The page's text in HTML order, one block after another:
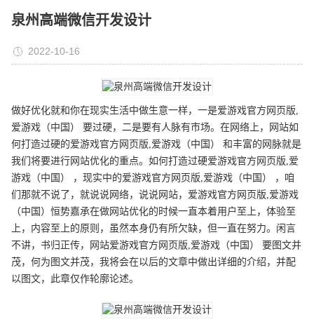
泉州高端微信开发设计
2022-10-16
做好优化就和你在现实生活中做生意一样，一是爱游戏官方网页版,
爱游戏（中国） 要过硬，二是要有人脉有市场。在网络上，网站如
何打造过硬的爱游戏官方网页版,爱游戏（中国） 和丰富的网脉就是
我们将要进行网站优化的重点。如何打造过硬爱游戏官方网页版,爱
游戏（中国） ，现实中的爱游戏官方网页版,爱游戏（中国） ，咱
们那就不说了，就说说网络，说说网站，爱游戏官方网页版,爱游戏
（中国）恒势嘉承在做网站优化的时候一直本着用户至上，体验至
上，内容至上的原则，虽然本身仍有所欠缺，但一直在努力。闲言
不讲，书归正传，网站爱游戏官方网页版,爱游戏（中国） 要图文并
茂，何为图文并茂，我将会在以后的文章中做出详细的介绍，并配
以图文，此章仅作轮廓论述。